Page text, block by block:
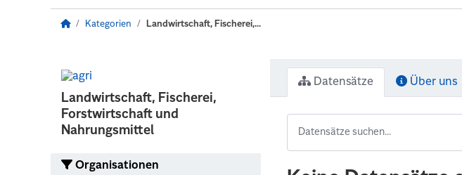
Kategorien Landwirtschaft, Fischerei,...
Landwirtschaft, Fischerei,
Forstwirtschaft und
Nahrungsmittel
Organisationen
Datensätze Über uns